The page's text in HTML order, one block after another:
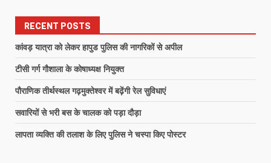
RECENT POSTS
कांवड़ यात्रा को लेकर हापुड पुलिस की नागरिकों से अपील
टीसी गर्ग गौशाला के कोषाध्यक्ष नियुक्त
पौराणिक तीर्थस्थल गढ़मुक्तेश्वर में बढ़ेंगी रेल सुविधाएं
सवारियों से भरी बस के चालक को पड़ा दौड़ा
लापता व्यक्ति की तलाश के लिए पुलिस ने चस्पा किए पोस्टर